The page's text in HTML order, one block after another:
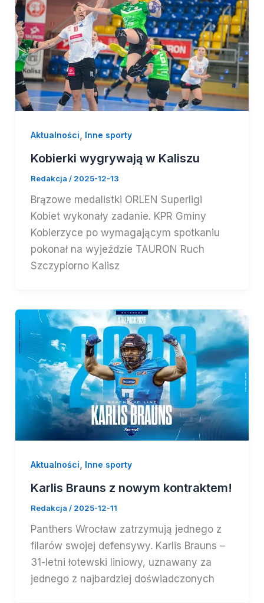
Aktualności Inne sporty
Kobierki wygrywają w Kaliszu
Redakcja / 2025-12-13
Brązowe medalistki ORLEN Superligi
Kobiet wykonały zadanie. KPR Gminy
Kobierzyce po wymagającym spotkaniu
pokonał na wyjeździe TAURON Ruch
Szczypiorno Kalisz
Aktualności Inne sporty
Karlis Brauns z nowym kontraktem!
Redakcja / 2025-12-11
Panthers Wrocław zatrzymują jednego z
filarów swojej defensywy. Karlis Brauns –
31-letni łotewski liniowy, uznawany za
jednego z najbardziej doświadczonych